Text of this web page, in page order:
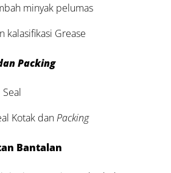
minyak pelumas
kalasifikasi Grease
Packing
Seal
Kotak danPacking
Bantalan